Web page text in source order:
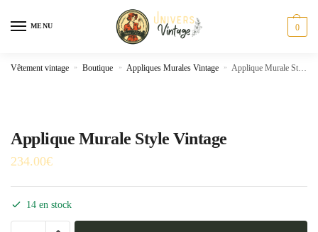
MENU 0
Vêtement vintage » Boutique » Appliques Murales Vintage » Applique Murale Style Vintage
Applique Murale Style Vintage
234.00€
14 en stock